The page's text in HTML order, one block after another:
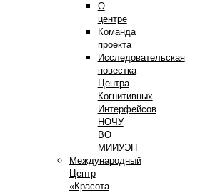
О
центре
Команда
проекта
Исследовательская
повестка
Центра
Когнитивных
Интерфейсов
НОЧУ
ВО
МИИУЭП
Международный
Центр
«Красота